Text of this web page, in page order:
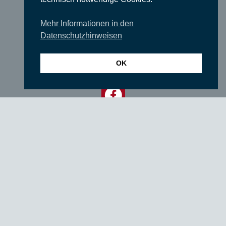
Impressum
Datenschutzerklärung
login
Mehr Informationen in den
Datenschutzhinweisen
OK